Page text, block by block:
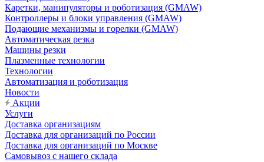
Каретки, манипуляторы и роботизация (GMAW)
Контроллеры и блоки управления (GMAW)
Подающие механизмы и горелки (GMAW)
Автоматическая резка
Машины резки
Плазменные технологии
Технологии
Автоматизация и роботизация
Новости
Акции
Услуги
Доставка организациям
Доставка для организаций по России
Доставка для организаций по Москве
Самовывоз с нашего склада